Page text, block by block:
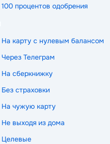
100 процентов одобрения
На карту с нулевым балансом
Через Телеграм
На сберкнижку
Без страховки
На чужую карту
Не выходя из дома
Целевые